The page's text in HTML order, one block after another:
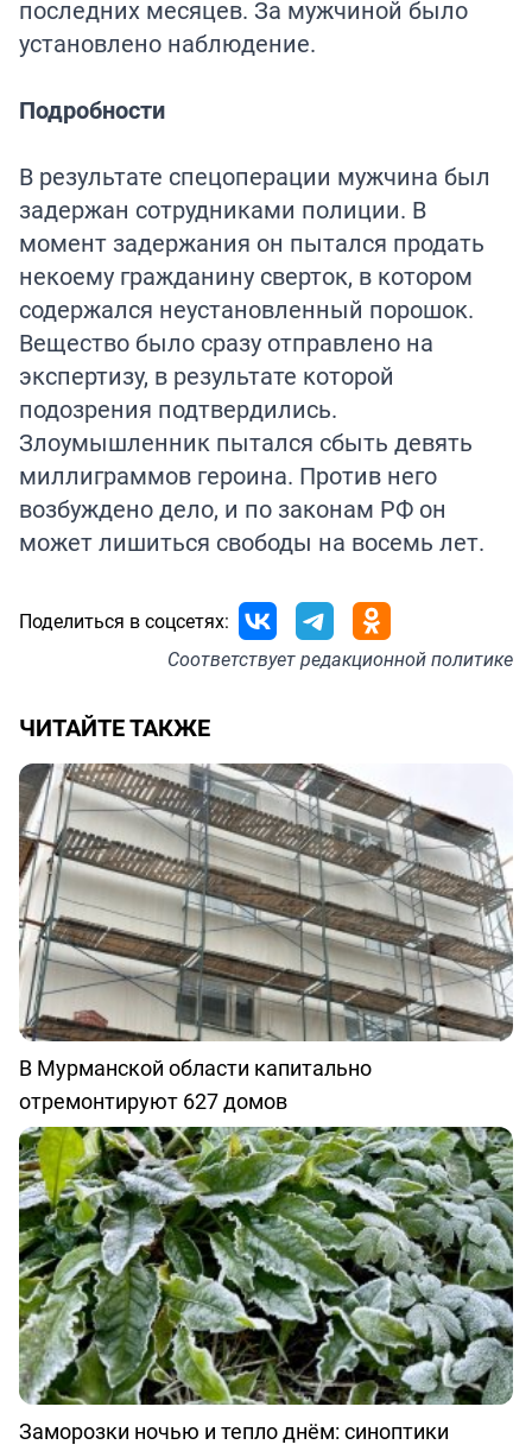
последних месяцев. За мужчиной было
установлено наблюдение.
Подробности
В результате спецоперации мужчина был
задержан сотрудниками полиции. В
момент задержания он пытался продать
некоему гражданину сверток, в котором
содержался неустановленный порошок.
Вещество было сразу отправлено на
экспертизу, в результате которой
подозрения подтвердились.
Злоумышленник пытался сбыть девять
миллиграммов героина. Против него
возбуждено дело, и по законам РФ он
может лишиться свободы на восемь лет.
Поделиться в соцсетях:
Соответствуетредакционной политике
ЧИТАЙТЕ ТАКЖЕ
В Мурманской области капитально
отремонтируют 627 домов
Заморозки ночью и тепло днём: синоптики